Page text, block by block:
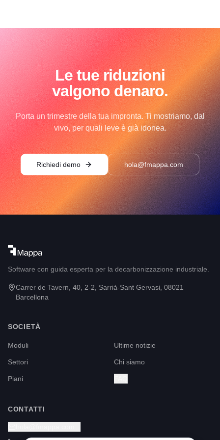
Le tue riduzioni
valgono denaro.
Porta un trimestre della tua impronta. Ti mostriamo, dal
vivo, per quali leve è già idonea.
Richiedi demo hola@fmappa.com
Software con guida esperta per la decarbonizzazione industriale.
Carrer de Tavern, 40, 2-2, Sarrià-Sant Gervasi, 08021
Barcellona
SOCIETÀ
Moduli
Settori
Piani
Ultime notizie
Chi siamo
CONTATTI